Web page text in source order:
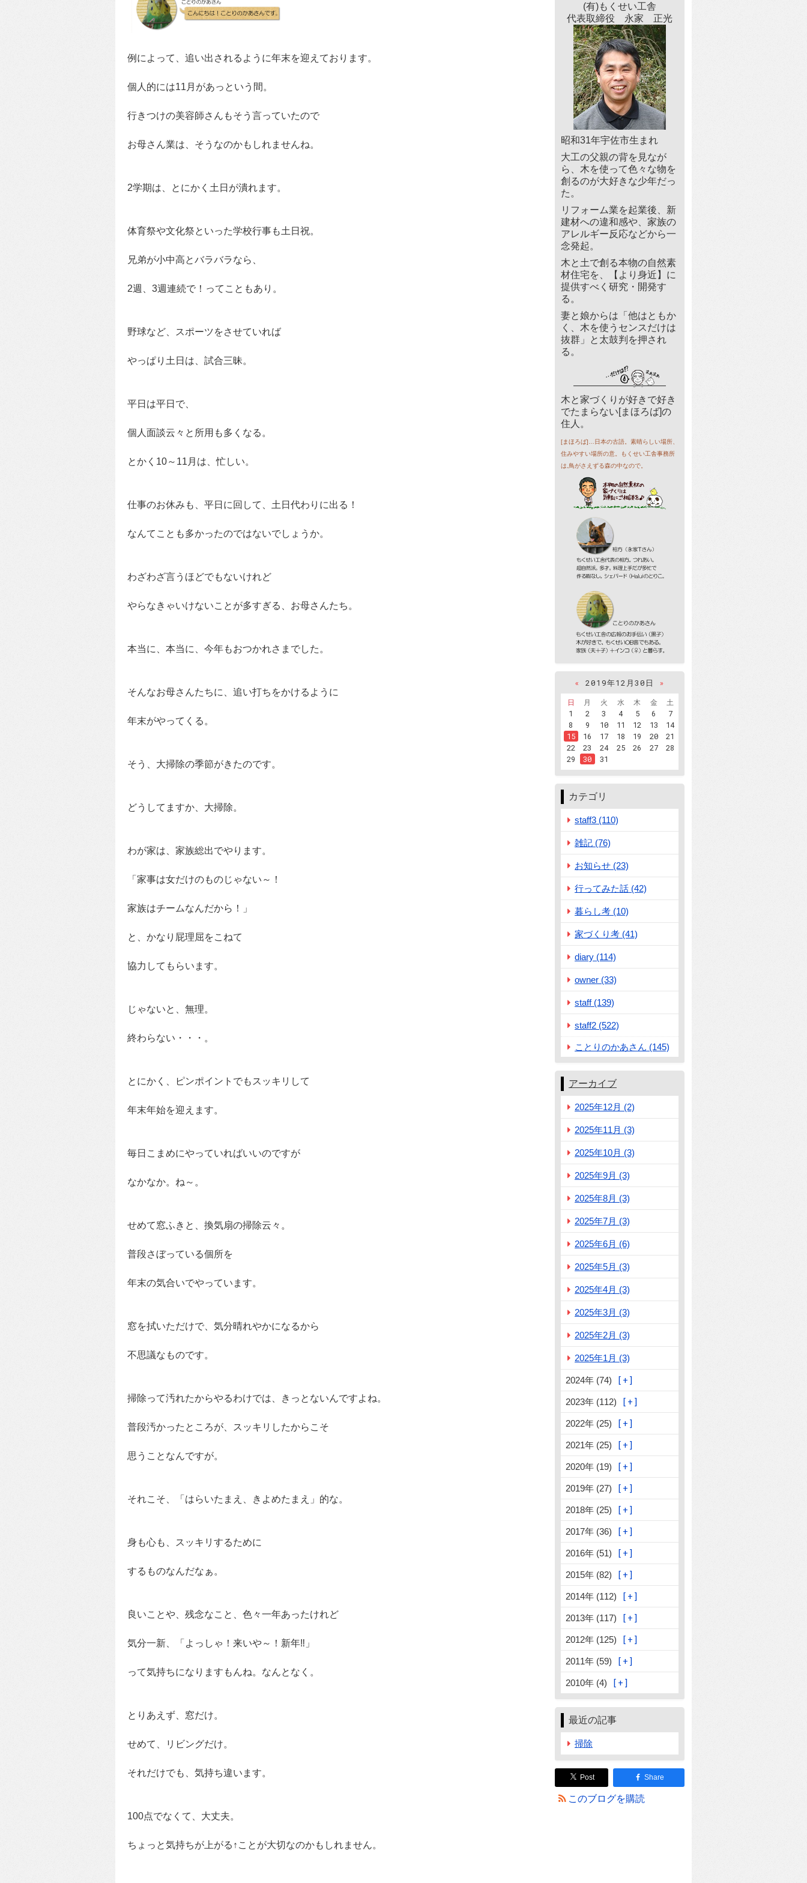
例によって、追い出されるように年末を迎えております。
個人的には11月があっという間。
行きつけの美容師さんもそう言っていたので
お母さん業は、そうなのかもしれませんね。
2学期は、とにかく土日が潰れます。
体育祭や文化祭といった学校行事も土日祝。
兄弟が小中高とバラバラなら、
2週、3週連続で！ってこともあり。
野球など、スポーツをさせていれば
やっぱり土日は、試合三昧。
平日は平日で、
個人面談云々と所用も多くなる。
とかく10～11月は、忙しい。
仕事のお休みも、平日に回して、土日代わりに出る！
なんてことも多かったのではないでしょうか。
わざわざ言うほどでもないけれど
やらなきゃいけないことが多すぎる、お母さんたち。
本当に、本当に、今年もおつかれさまでした。
そんなお母さんたちに、追い打ちをかけるように
年末がやってくる。
そう、大掃除の季節がきたのです。
どうしてますか、大掃除。
わが家は、家族総出でやります。
「家事は女だけのものじゃない～！
家族はチームなんだから！」
と、かなり屁理屈をこねて
協力してもらいます。
じゃないと、無理。
終わらない・・・。
とにかく、ピンポイントでもスッキリして
年末年始を迎えます。
毎日こまめにやっていればいいのですが
なかなか。ね～。
せめて窓ふきと、換気扇の掃除云々。
普段さぼっている個所を
年末の気合いでやっています。
窓を拭いただけで、気分晴れやかになるから
不思議なものです。
掃除って汚れたからやるわけでは、きっとないんですよね。
普段汚かったところが、スッキリしたからこそ
思うことなんですが。
それこそ、「はらいたまえ、きよめたまえ」的な。
身も心も、スッキリするために
するものなんだなぁ。
良いことや、残念なこと、色々一年あったけれど
気分一新、「よっしゃ！来いや～！新年‼」
って気持ちになりますもんね。なんとなく。
とりあえず、窓だけ。
せめて、リビングだけ。
それだけでも、気持ち違います。
100点でなくて、大丈夫。
ちょっと気持ちが上がる↑ことが大切なのかもしれません。
(有)もくせい工舎
代表取締役 永家 正光
昭和31年宇佐市生まれ
大工の父親の背を見なが
ら、木を使って色々な物を
創るのが大好きな少年だっ
た。
リフォーム業を起業後、新
建材への違和感や、家族の
アレルギー反応などから一
念発起。
木と土で創る本物の自然素
材住宅を、【より身近】に
提供すべく研究・開発す
る。
妻と娘からは「他はともか
く、木を使うセンスだけは
抜群」と太鼓判を押され
る。
木と家づくりが好きで好き
でたまらない[まほろば]の
住人。
[まほろば]…日本の古語。素晴らしい場所、
住みやすい場所の意。もくせい工舎事務所
は,鳥がさえずる森の中なので。
« 2019年12月30日
»
日
月 火 水 木 金
土
1
2 3 4 5 6
7
8
9 10 11 12 13
14
15
16 17 18 19 20
21
22
23 24 25 26 27
28
29
30 31
カテゴリ
staff3 (110)
雑記 (76)
お知らせ (23)
行ってみた話 (42)
暮らし考 (10)
家づくり考 (41)
diary (114)
owner (33)
staff (139)
staff2 (522)
ことりのかあさん (145)
アーカイブ
2025年12月 (2)
2025年11月 (3)
2025年10月 (3)
2025年9月 (3)
2025年8月 (3)
2025年7月 (3)
2025年6月 (6)
2025年5月 (3)
2025年4月 (3)
2025年3月 (3)
2025年2月 (3)
2025年1月 (3)
2024年 (74)
2023年 (112)
2022年 (25)
2021年 (25)
2020年 (19)
2019年 (27)
2018年 (25)
2017年 (36)
2016年 (51)
2015年 (82)
2014年 (112)
2013年 (117)
2012年 (125)
2011年 (59)
2010年 (4)
最近の記事
掃除
Post Share
このブログを購読